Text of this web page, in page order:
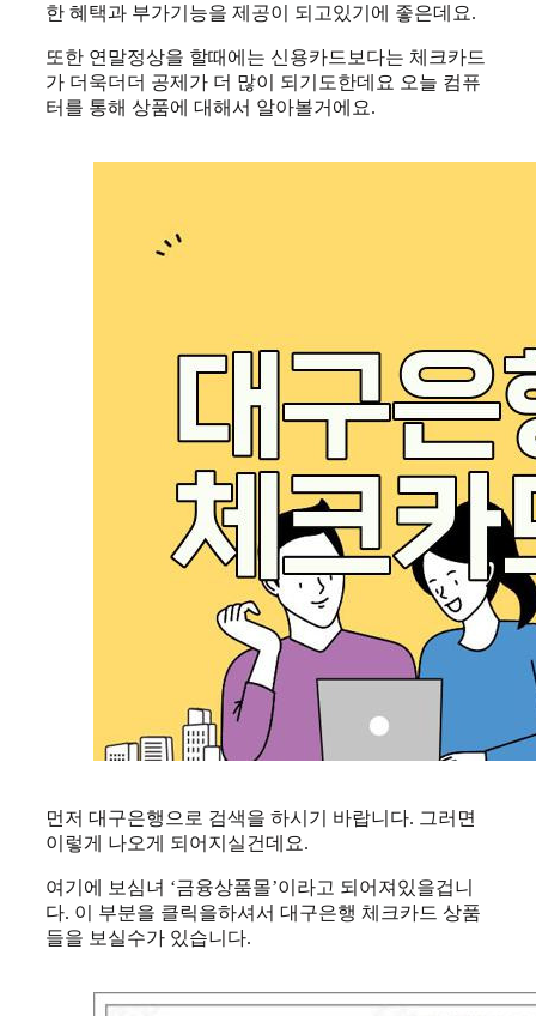
한 혜택과 부가기능을 제공이 되고있기에 좋은데요.
또한 연말정상을 할때에는 신용카드보다는 체크카드
가 더욱더더 공제가 더 많이 되기도한데요 오늘 컴퓨
터를 통해 상품에 대해서 알아볼거에요.
먼저 대구은행으로 검색을 하시기 바랍니다. 그러면
이렇게 나오게 되어지실건데요.
여기에 보심녀 ‘금융상품몰’이라고 되어져있을겁니
다. 이 부분을 클릭을하셔서 대구은행 체크카드 상품
들을 보실수가 있습니다.